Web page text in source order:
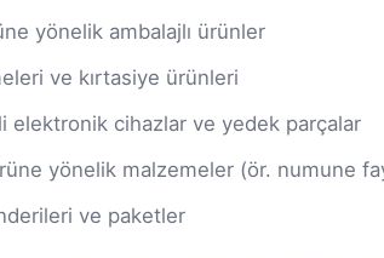
yönelik ambalajlı ürünler
ve kırtasiye ürünleri
elektronik cihazlar ve yedek parçalar
yönelik malzemeler (ör. numune
ve paketler